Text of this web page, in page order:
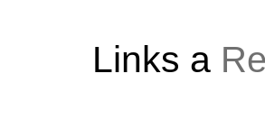
Links a